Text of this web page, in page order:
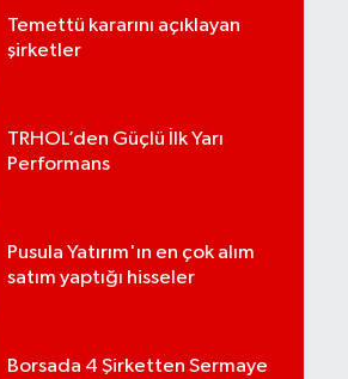
Temettü kararını açıklayan
şirketler
TRHOL’den Güçlü İlk Yarı
Performans
Pusula Yatırım'ın en çok alım
satım yaptığı hisseler
Borsada 4 Şirketten Sermaye